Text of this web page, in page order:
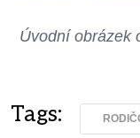
Úvodní obrázek
Tags: